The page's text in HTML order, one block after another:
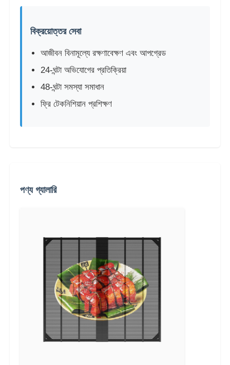
বিক্রয়োত্তর সেবা
আজীবন বিনামূল্যে রক্ষণাবেক্ষণ এবং আপগ্রেড
24-ঘন্টা অভিযোগের প্রতিক্রিয়া
48-ঘন্টা সমস্যা সমাধান
ফ্রি টেকনিশিয়ান প্রশিক্ষণ
পণ্য গ্যালারি